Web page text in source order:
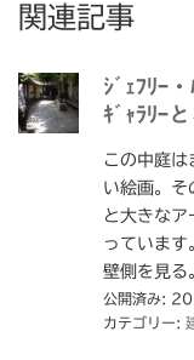
関連記事
ｼﾞｪﾌﾘｰ
ｷﾞｬﾗﾘｰ
この中庭は
い絵画。そ
と大きなア
っていま
壁側を見
公開済み:
カテゴリー: